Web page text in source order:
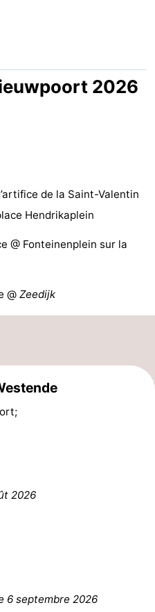
2026
de la Saint-Valentin
Hendrikaplein
@ Fonteinenplein sur la
@ Zeedijk
2026
dimanche 6 septembre 2026